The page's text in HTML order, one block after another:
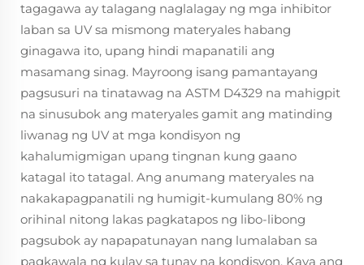
tagagawa ay talagang naglalagay ng mga inhibitor
laban sa UV sa mismong materyales habang
ginagawa ito, upang hindi mapanatili ang
masamang sinag. Mayroong isang pamantayang
pagsusuri na tinatawag na ASTM D4329 na mahigpit
na sinusubok ang materyales gamit ang matinding
liwanag ng UV at mga kondisyon ng
kahalumigmigan upang tingnan kung gaano
katagal ito tatagal. Ang anumang materyales na
nakakapagpanatili ng humigit-kumulang 80% ng
orihinal nitong lakas pagkatapos ng libo-libong
pagsubok ay napapatunayan nang lumalaban sa
pagkawala ng kulay sa tunay na kondisyon. Kaya ang